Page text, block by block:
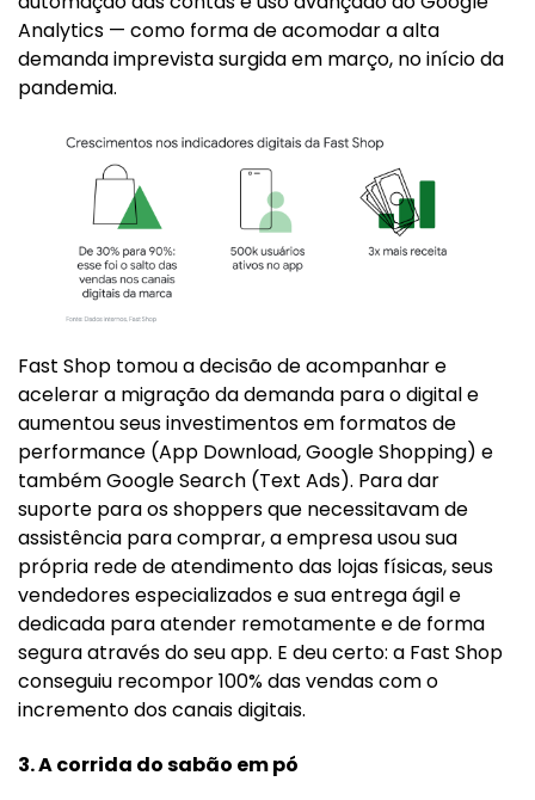
Analytics — como forma de acomodar a alta
demanda imprevista surgida em março, no início da
pandemia.
Fast Shop tomou a decisão de acompanhar e
acelerar a migração da demanda para o digital e
aumentou seus investimentos em formatos de
performance (App Download, Google Shopping) e
também Google Search (Text Ads). Para dar
suporte para os shoppers que necessitavam de
assistência para comprar, a empresa usou sua
própria rede de atendimento das lojas físicas, seus
vendedores especializados e sua entrega ágil e
dedicada para atender remotamente e de forma
segura através do seu app. E deu certo: a Fast Shop
conseguiu recompor 100% das vendas com o
incremento dos canais digitais.
3. A corrida do sabão em pó